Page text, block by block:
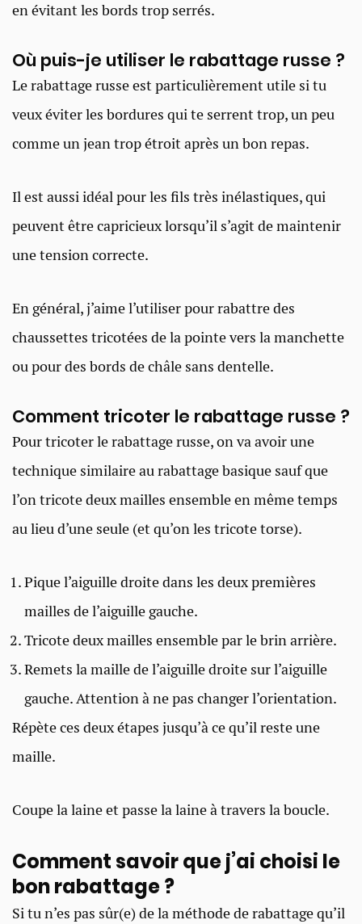
en évitant les bords trop serrés.
Où puis-je utiliser le rabattage russe ?
Le rabattage russe est particulièrement utile si tu
veux éviter les bordures qui te serrent trop, un peu
comme un jean trop étroit après un bon repas.
Il est aussi idéal pour les fils très inélastiques, qui
peuvent être capricieux lorsqu’il s’agit de maintenir
une tension correcte.
En général, j’aime l’utiliser pour rabattre des
chaussettes tricotées de la pointe vers la manchette
ou pour des bords de châle sans dentelle.
Comment tricoter le rabattage russe ?
Pour tricoter le rabattage russe, on va avoir une
technique similaire au rabattage basique sauf que
l’on tricote deux mailles ensemble en même temps
au lieu d’une seule (et qu’on les tricote torse).
Pique l’aiguille droite dans les deux premières
mailles de l’aiguille gauche.
Tricote deux mailles ensemble par le brin arrière.
Remets la maille de l’aiguille droite sur l’aiguille
gauche. Attention à ne pas changer l’orientation.
Répète ces deux étapes jusqu’à ce qu’il reste une
maille.
Coupe la laine et passe la laine à travers la boucle.
Comment savoir que j’ai choisi le
bon rabattage ?
Si tu n’es pas sûr(e) de la méthode de rabattage qu’il